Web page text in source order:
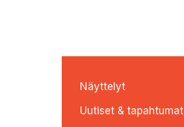
Näyttelyt
Uutiset & tapahtumat